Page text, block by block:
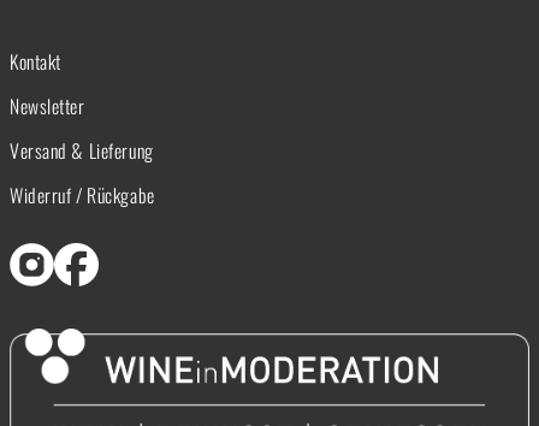
Kontakt
Newsletter
Versand & Lieferung
Widerruf / Rückgabe